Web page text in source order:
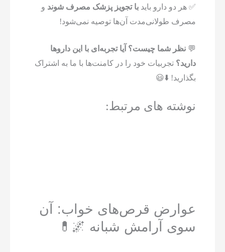
✅ هر دو دارو بایدبا تجویز پزشک مصرف شوند و
مصرف طولانی‌مدت آن‌ها توصیه نمی‌شود!
💬نظر شما چیست؟ آیا تجربه‌ای با این داروها
دارید؟ تجربیات خود را در کامنت‌ها با ما به اشتراک
بگذارید! ⬇️😃
نوشته های مرتبط:
عوارض قرص‌های خواب: آن
سوی آرامش شبانه 🌌💊